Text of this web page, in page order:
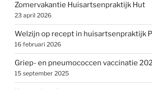
Zomervakantie Huisartsenpraktijk Hut
23 april 2026
Welzijn op recept in huisartsenpraktijk
16 februari 2026
Griep- en pneumococcen vaccinatie
15 september 2025